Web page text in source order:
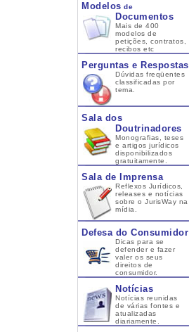
Modelos de
Documentos
Mais de 400
modelos de
petições, contratos,
recibos etc
Perguntas e Respostas
Dúvidas freqüentes
classificadas por
tema.
Sala dos
Doutrinadores
Monografias, teses
e artigos jurídicos
disponibilizados
gratuitamente.
Sala de Imprensa
Reflexos Jurídicos,
releases e notícias
sobre o JurisWay na
mídia.
Defesa do Consumidor
Dicas para se
defender e fazer
valer os seus
direitos de
consumidor.
Notícias
Notícias reunidas
de várias fontes e
atualizadas
diariamente.